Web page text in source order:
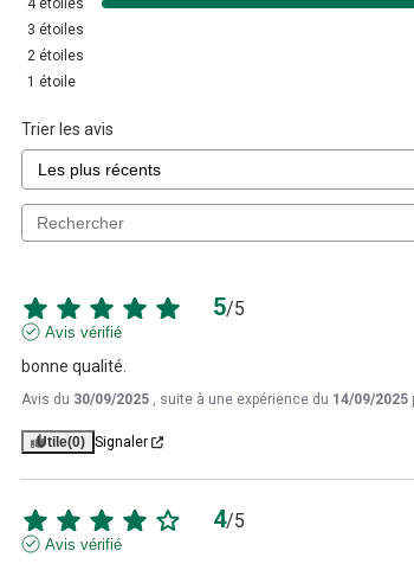
4 étoiles
3 étoiles
2 étoiles
1 étoile
Trier les avis
5/5
Avis vérifié
bonne qualité.
Avis du 30/09/2025 , suite à une expérience du 14/09/2025
Utile(0) Signaler
4/5
Avis vérifié